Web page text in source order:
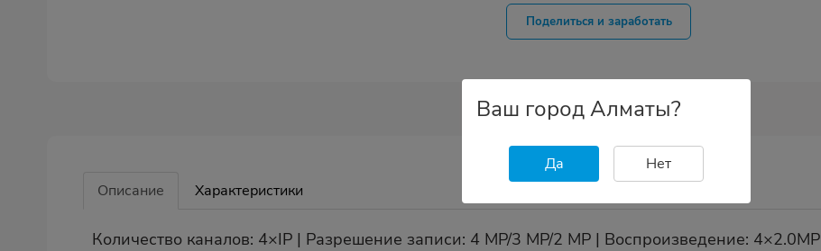
Поделиться и заработать
Описание Характеристики
Количество каналов: 4×IP | Разрешение записи: 4 MP/3 MP/2 MP | Воспроизведение:
Ваш город Алматы?
Да Нет